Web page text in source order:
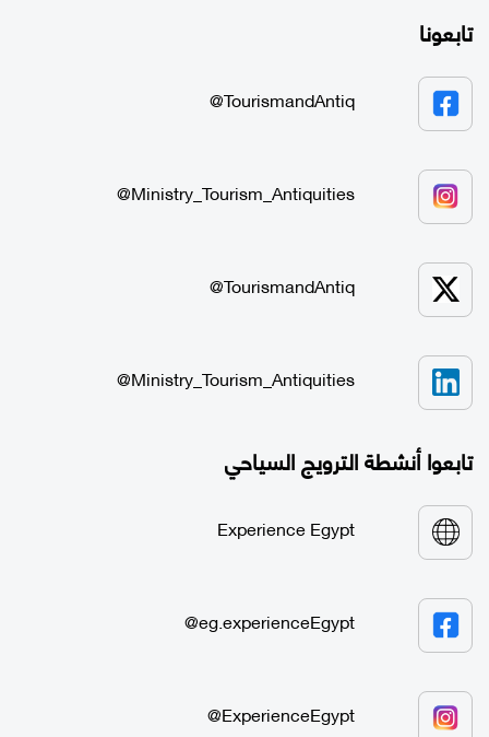
تابعونا
TourismandAntiq@
Ministry_Tourism_Antiquities@
TourismandAntiq@
Ministry_Tourism_Antiquities@
تابعوا أنشطة الترويج السياحي
Experience Egypt
eg.experienceEgypt@
ExperienceEgypt@